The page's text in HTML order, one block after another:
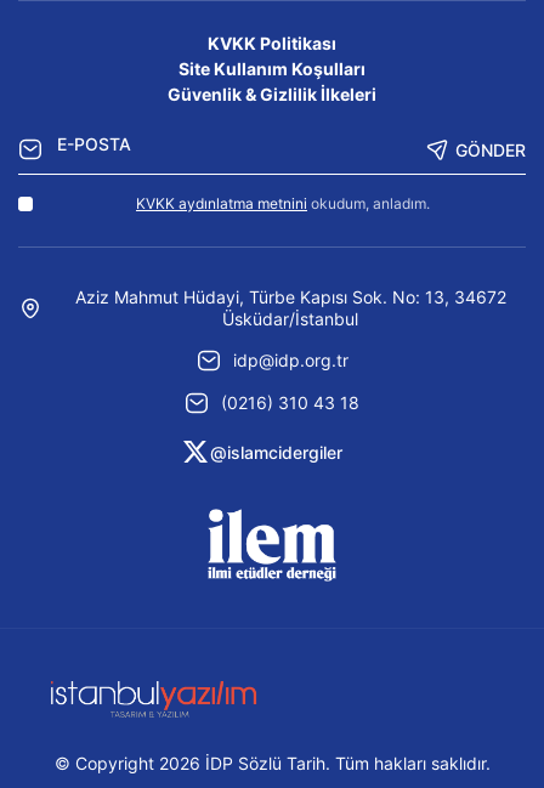
KVKK Politikası
Site Kullanım Koşulları
Güvenlik & Gizlilik İlkeleri
GÖNDER
KVKK aydınlatma metnini okudum, anladım.
Aziz Mahmut Hüdayi, Türbe Kapısı Sok. No: 13, 34672
Üsküdar/İstanbul
idp@idp.org.tr
(0216) 310 43 18
@islamcidergiler
© Copyright 2026 İDP Sözlü Tarih. Tüm hakları saklıdır.